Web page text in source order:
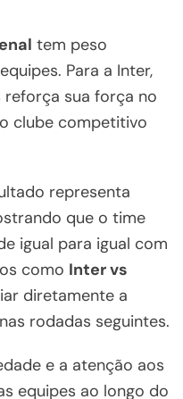
tem peso
Para a Inter,
reforça sua força no
clube competitivo
representa
que o time
igual para igual com
como Inter vs
diretamente a
rodadas seguintes.
e a atenção aos
equipes ao longo do